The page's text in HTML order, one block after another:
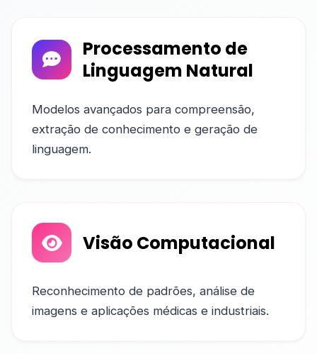
Processamento de
Linguagem Natural
Modelos avançados para compreensão,
extração de conhecimento e geração de
linguagem.
Visão Computacional
Reconhecimento de padrões, análise de
imagens e aplicações médicas e industriais.